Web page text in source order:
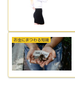
お金にまつわる知識